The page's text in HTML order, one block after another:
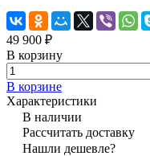
49 900 ₽
В корзину
В корзине
Характеристики
В наличии
Рассчитать доставку
Нашли дешевле?